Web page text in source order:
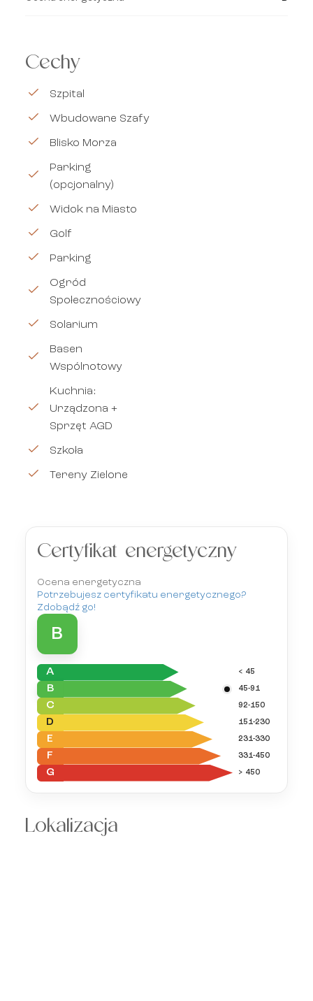
Cechy
Szpital
Wbudowane Szafy
Blisko Morza
Parking
(opcjonalny)
Widok na Miasto
Golf
Parking
Ogród
Społecznościowy
Solarium
Basen
Wspólnotowy
Kuchnia:
Urządzona +
Sprzęt AGD
Szkoła
Tereny Zielone
Certyfikat energetyczny
Ocena energetyczna
Potrzebujesz certyfikatu energetycznego?
Zdobądź go!
B
A < 45
B 45-91
C 92-150
D 151-230
E 231-330
F 331-450
G > 450
Lokalizacja